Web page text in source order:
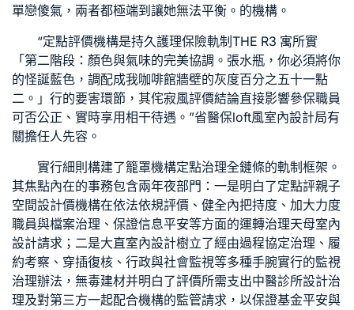
單戀傻氣，兩者都極端到讓她無法平衡。的機構。
“定點評價機構是持久護理保險軌制 THE R3 寓所實
「第二階段：顏色與氣味的完美協調。張水瓶，你必須將你
的怪誕藍色，調配成我咖啡館牆壁的灰度百分之五十一點
二。」行的要害環節，其侘寂風評價結論直接影響參保職員
可否公正、實時享用相干待遇。”省醫保loft風室內設計局有
關擔任人先容。
實行細則構建了籠罩機構定點治理全鏈條的軌制框架。
其焦點內在的事務包含兩年夜部門：一是明白了定點評親子
空間設計價機構在依法依規評價、健全內把持度、加大力度
職員與檔案治理、保證信息平安等方面的運轉治理天母室內
設計請求；二是大直室內設計樹立了經由過程協定治理、履
約考察、穿插復核、行政與社會監視等多種手腕實行的監視
治理辦法， 無毒建材并明白了評價所需支出中醫診所設計治
理及對第三方一起配合機構的監管請求，以保證基金平安與